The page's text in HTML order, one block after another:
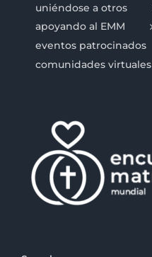
uniéndose a otros
apoyando al EMM
eventos patrocinados
comunidades virtuales